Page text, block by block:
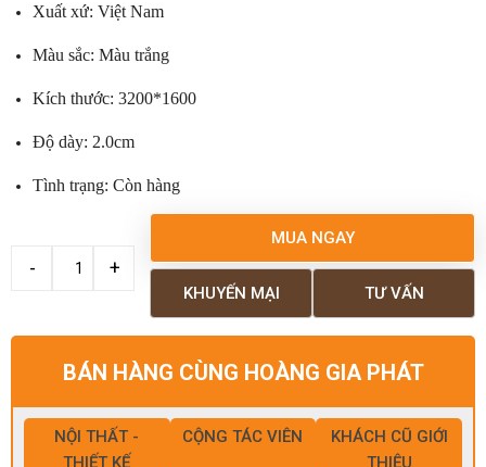
Xuất xứ: Việt Nam
Màu sắc: Màu trắng
Kích thước: 3200*1600
Độ dày: 2.0cm
Tình trạng: Còn hàng
MUA NGAY
TƯ VẤN
KHUYẾN MẠI
BÁN HÀNG CÙNG HOÀNG GIA PHÁT
NỘI THẤT -
THIẾT KẾ
CỘNG TÁC VIÊN
KHÁCH CŨ GIỚI
THIỆU